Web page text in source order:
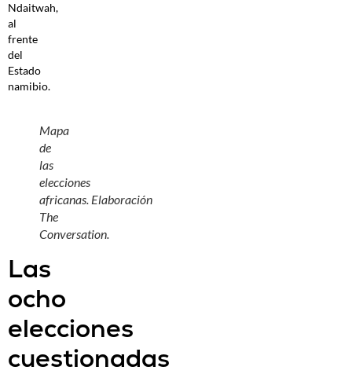
Ndaitwah,
al
frente
del
Estado
namibio.
Mapa
de
las
elecciones
africanas. Elaboración
The
Conversation.
Las
ocho
elecciones
cuestionadas